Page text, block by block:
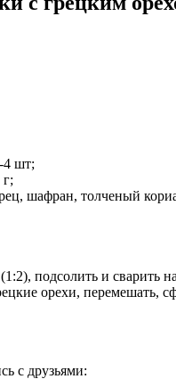
4 шт;
шафран, толченый
подсолить и сварить
орехи, перемешать,
с друзьями: